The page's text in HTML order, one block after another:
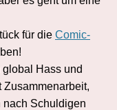
für die Comic-
Hass und
Zusammenarbeit,
nach Schuldigen